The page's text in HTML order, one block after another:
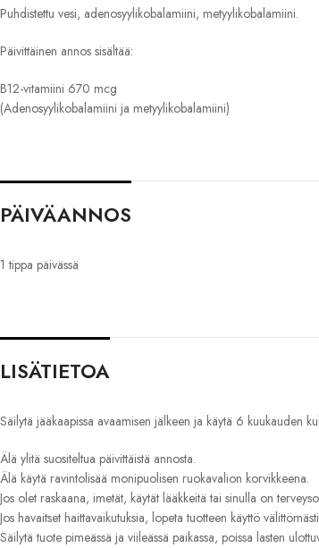
Puhdistettu vesi, adenosyylikobalamiini, metyylikobalamiini.
Päivittäinen annos sisältää:
B12-vitamiini 670 mcg
(Adenosyylikobalamiini ja metyylikobalamiini)
PÄIVÄANNOS
1 tippa päivässä
LISÄTIETOA
Säilytä jääkaapissa avaamisen jälkeen ja käytä 6 kuukauden
Älä ylitä suositeltua päivittäistä annosta.
Älä käytä ravintolisää monipuolisen ruokavalion korvikkeena.
Jos olet raskaana, imetät, käytät lääkkeitä tai sinulla on
Jos havaitset haittavaikutuksia, lopeta tuotteen käyttö
Säilytä tuote pimeässä ja viileässä paikassa, poissa lasten